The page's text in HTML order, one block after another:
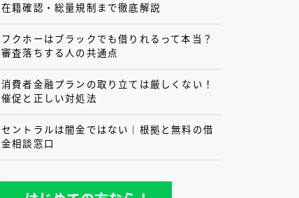
在籍確認・総量規制まで徹底解説
フクホーはブラックでも借りれるって本当？
審査落ちする人の共通点
消費者金融プランの取り立ては厳しくない！
催促と正しい対処法
セントラルは闇金ではない｜根拠と無料の借
金相談窓口